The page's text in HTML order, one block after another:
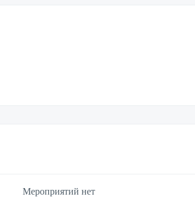
Мероприятий нет